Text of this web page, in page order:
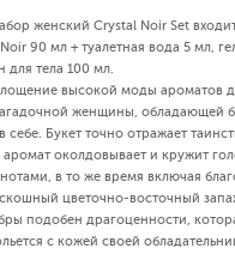
женский Crystal Noir Set
90 мл + туалетная вода 5 мл,
для тела 100 мл.
высокой моды ароматов
женщины, обладающей
себе. Букет точно отражает
аромат околдовывает и кружит
в то же время включая
цветочно-восточный
подобен драгоценности,
с кожей своей